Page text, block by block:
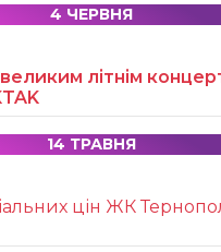
4 ЧЕРВНЯ
великим літнім
14 ТРАВНЯ
цін ЖК